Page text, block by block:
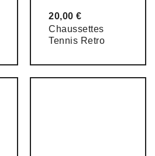
20,00 €
Chaussettes
Tennis Retro